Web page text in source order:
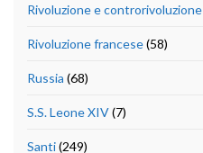
Rivoluzione e controrivoluzione
Rivoluzione francese(58)
Russia (68)
S.S. Leone XIV(7)
Santi(249)